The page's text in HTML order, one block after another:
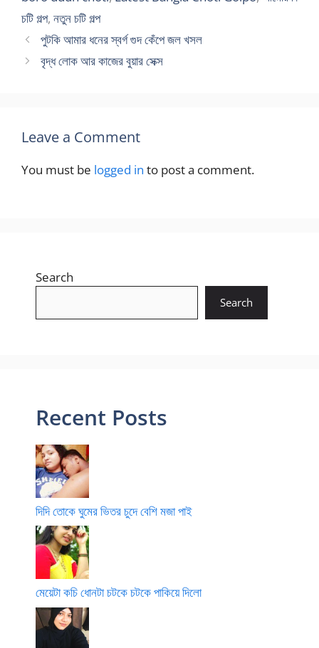
চটি গল্প, নতুন চটি গল্প
পুটকি আমার ধনের স্বর্গ গুদ কেঁপে জল খসল
বৃদ্ধ লোক আর কাজের বুয়ার সেক্স
Leave a Comment
You must be logged in to post a comment.
Search
Search
Recent Posts
দিদি তোকে ঘুমের ভিতর চুদে বেশি মজা পাই
মেয়েটা কচি ধোনটা চটকে চটকে পাকিয়ে দিলো